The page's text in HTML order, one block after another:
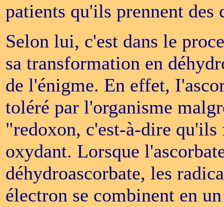
patients qu'ils prennent
Selon lui, c'est dans le
sa transformation en
de l'énigme. En effet,
toléré par l'organisme
"redoxon, c'est-à-dire
oxydant. Lorsque
déhydroascorbate, les
électron se combinent en